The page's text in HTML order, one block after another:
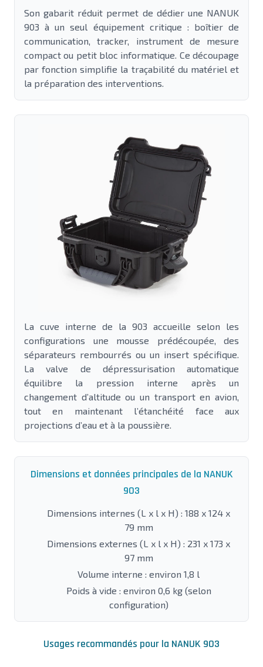
Son gabarit réduit permet de dédier une NANUK
903 à un seul équipement critique : boîtier de
communication, tracker, instrument de mesure
compact ou petit bloc informatique. Ce découpage
par fonction simplifie la traçabilité du matériel et
la préparation des interventions.
La cuve interne de la 903 accueille selon les
configurations une mousse prédécoupée, des
séparateurs rembourrés ou un insert spécifique.
La valve de dépressurisation automatique
équilibre la pression interne après un
changement d’altitude ou un transport en avion,
tout en maintenant l’étanchéité face aux
projections d’eau et à la poussière.
Dimensions et données principales de la NANUK
903
Dimensions internes (L x l x H) : 188 x 124 x
79 mm
Dimensions externes (L x l x H) : 231 x 173 x
97 mm
Volume interne : environ 1,8 l
Poids à vide : environ 0,6 kg (selon
configuration)
Usages recommandés pour la NANUK 903